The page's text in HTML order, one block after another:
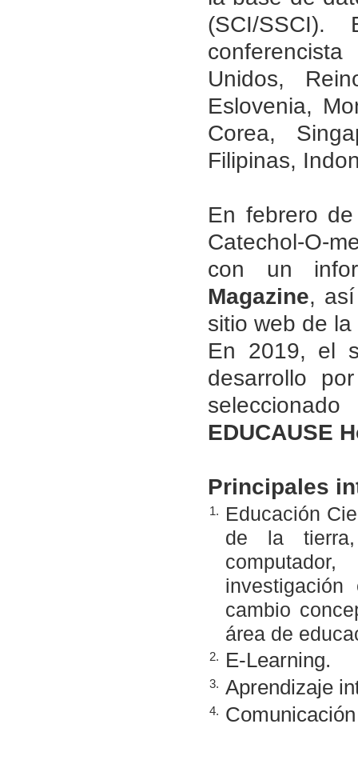
(SCI/SSCI).
Unidos,
Eslovenia,
Corea,
Filipinas,
En febrero
Catechol-O-
con un
Magazine,
sitio web de la
En 2019, el
desarrollo
EDUCAUSE
Principales
1.
Educación
de la tierra,
cambio
área de
2. E-Learning.
3. Aprendizaje
4.